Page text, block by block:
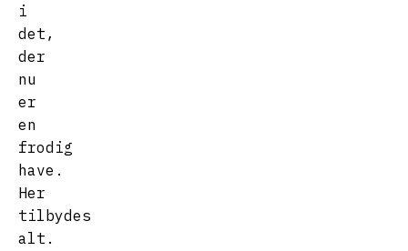
i
det,
der
nu
er
en
frodig
have.
Her
tilbydes
alt.